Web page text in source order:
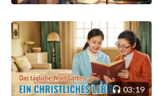
03:19